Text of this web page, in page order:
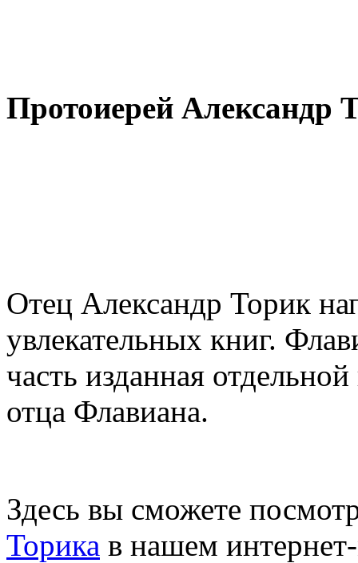
Протоиерей Александр
Отец Александр Торик
увлекательных книг.
часть изданная
отца Флавиана.
Здесь вы сможете
Торика в нашем